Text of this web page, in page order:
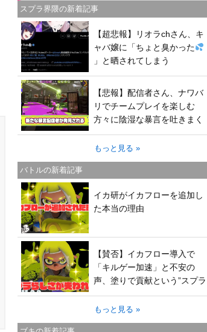
スプラ界隈の新着記事
【超悲報】リオラchさん、キ
ャバ嬢に「ちょと臭かった
」と晒されてしまう
【悲報】配信者さん、ナワバ
リでチームプレイを楽しむ
方々に陰湿な暴言を吐きまく
ってしまう
もっと見る »
バトルの新着記事
イカ研がイカフローを追加し
た本当の理由
【賛否】イカフロー導入で
「キルゲー加速」と不安の
声、塗りで貢献という”スプラ
らしさ”は失われてしまうのか
もっと見る »